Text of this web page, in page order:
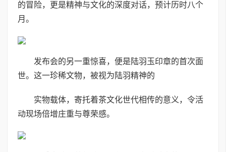
的冒险，更是精神与文化的深度对话，预计历时八个
月。
发布会的另一重惊喜，便是陆羽玉印章的首次面
世。这一珍稀文物，被视为陆羽精神的
实物载体，寄托着茶文化世代相传的意义，令活
动现场倍增庄重与尊荣感。